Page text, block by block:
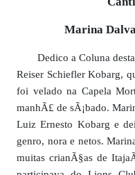
Marina
Dedico a Coluna
Reiser Schiefler Kobarg,
foi velado na Capela
manhÃ£ de sÃ¡bado.
Luiz Ernesto Kobarg e
genro, nora e netos.
muitas crianÃ§as de